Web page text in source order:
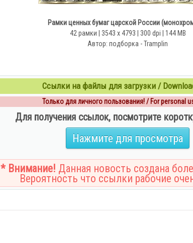
Рамки ценных бумаг царской России
42 рамки | 3543 x 4793 | 300 dpi | 144 MB
Автор: подборка - Tramplin
Ссылки на файлы для загрузки /
Только для личного пользования! / For personal
Для получения ссылок, посмотрите
Нажмите для просмотра
* Внимание! Данная новость создана
Вероятность что ссылки рабочие